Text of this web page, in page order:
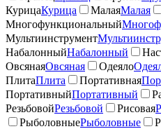
КурицаКурица МалаяМалая
Многофункциональный
Мультиинструмент
НабалонныйНабалонный
ОвсянаяОвсяная Одеяло
ПлитаПлита Портативная
ПортативныйПортативный
РезьбовойРезьбовой Рисовая
РыболовныеРыболовные